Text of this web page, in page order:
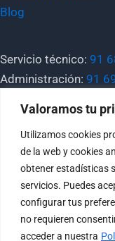
Valoramos tu
Utilizamos cookies
de la web y cookies
obtener estadísticas
servicios. Puedes
configurar tus
no requieren
acceder a nuestra
Blog
Servicio técnico: 91
Administración: 91
Comercial:
Soporte: